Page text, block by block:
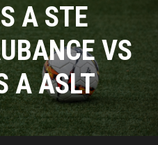
A STE
VS
A ASLT